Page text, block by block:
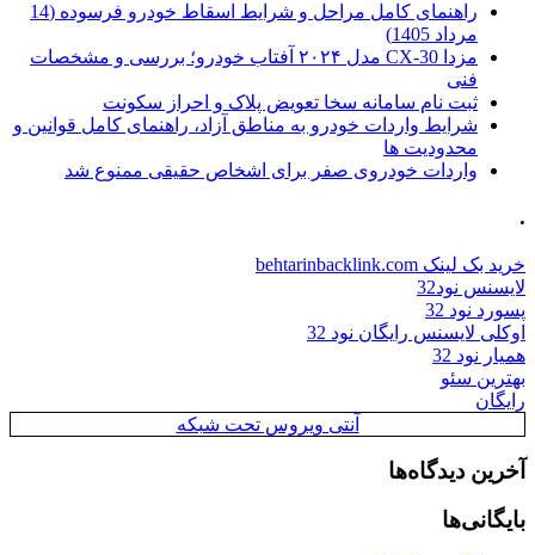
راهنمای کامل مراحل و شرایط اسقاط خودرو فرسوده (14
مرداد 1405)
مزدا CX-30 مدل ۲۰۲۴ آفتاب خودرو؛ بررسی و مشخصات
فنی
ثبت نام سامانه سخا تعویض پلاک و احراز سکونت
شرایط واردات خودرو به مناطق آزاد، راهنمای کامل قوانین و
محدودیت ها
واردات خودروی صفر برای اشخاص حقیقی ممنوع شد
.
خرید بک لینک behtarinbacklink.com
لایسنس نود32
پسورد نود 32
اوکلی لایسنس رایگان نود 32
همیار نود 32
بهترین سئو
رایگان
آنتی ویروس تحت شبکه
آخرین دیدگاه‌ها
بایگانی‌ها